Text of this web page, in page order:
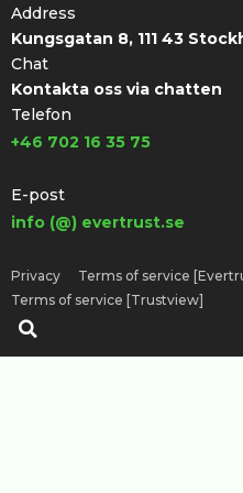
Address
Kungsgatan 8, 111 43
Chat
Kontakta oss via chatten
Telefon
+46 702 16 35 75
E-post
info (@) evertrust.se
Privacy
Terms of service
Terms of service [Trustview]
Sök